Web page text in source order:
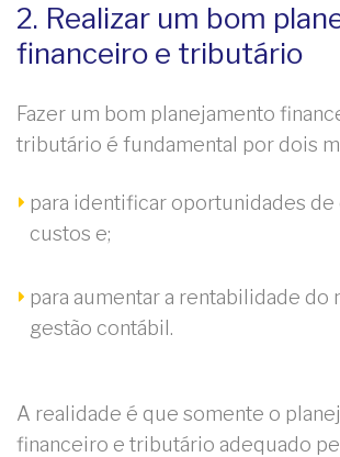
2. Realizar um bom
financeiro e tributário
Fazer um bom planejamento
tributário é fundamental por dois
para identificar oportunidades de
custos e;
para aumentar a rentabilidade do
gestão contábil.
A realidade é que somente o
financeiro e tributário adequado